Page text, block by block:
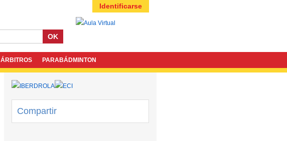
Identificarse
OK
ÁRBITROS PARABÁDMINTON
Compartir